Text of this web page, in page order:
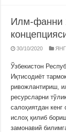
Илм-фанни
30/10/2020
Ўзбекистон
Иқтисодиёт
ривожлантириш,
ресурсларни
салоҳиятдан
ислоҳ қилиб
замонавий